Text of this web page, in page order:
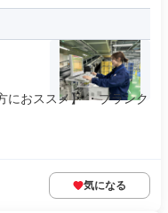
におススメ】 ・ブランク
気になる